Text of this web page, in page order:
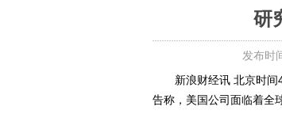
研
发布时
新浪财经讯 北京时间4
告称，美国公司面临着全